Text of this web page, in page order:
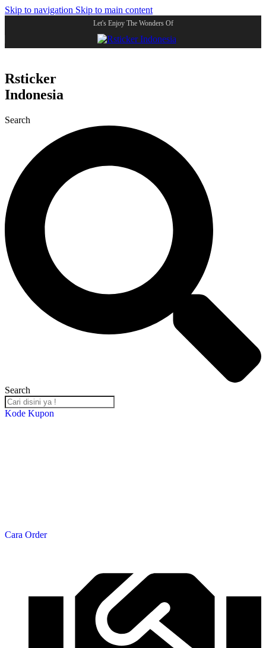
Skip to navigation Skip to main content
Let's Enjoy The Wonders Of
Rsticker
Indonesia
Search
Search
Kode Kupon
Cara Order